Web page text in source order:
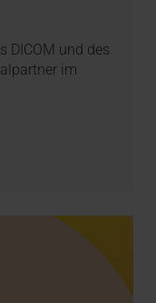
DICOM und des
im